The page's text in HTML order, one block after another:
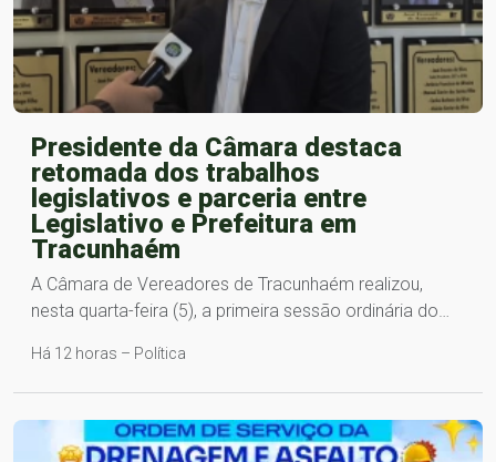
Presidente da Câmara destaca
retomada dos trabalhos
legislativos e parceria entre
Legislativo e Prefeitura em
Tracunhaém
A Câmara de Vereadores de Tracunhaém realizou,
nesta quarta-feira (5), a primeira sessão ordinária do…
Há 12 horas – Política